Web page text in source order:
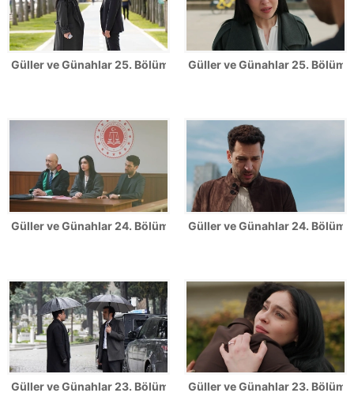
Güller ve Günahlar 25. Bölüm FotoğraflarıGüller ve Günahlar 25.
Güller ve Günahlar 24. Bölüm FotoğraflarıGüller ve Günahlar 24.
Güller ve Günahlar 23. Bölüm FotoğraflarıGüller ve Günahlar 23.